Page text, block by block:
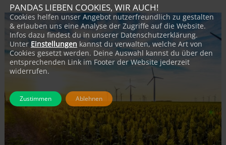
PANDAS LIEBEN COOKIES, WIR AUCH!
Cookies helfen unser Angebot nutzerfreundlich zu gestalten
& erlauben uns eine Analyse der Zugriffe auf die Website.
Infos dazu findest du in unserer Datenschutzerklärung.
Unter Einstellungen kannst du verwalten, welche Art von
Cookies gesetzt werden. Deine Auswahl kannst du über den
entsprechenden Link im Footer der Website jederzeit
widerrufen.
Zustimmen Ablehnen